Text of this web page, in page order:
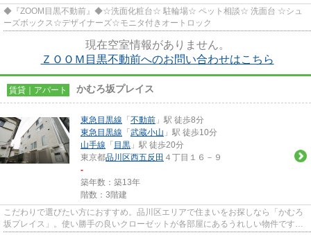
◆『ZOOM目黒不動前』◆☆洗面化粧台☆ 駐輪場☆ ペット相談☆ 洗面台 ☆シュ
ーズボックス☆デザイナーズ☆モニタ付きオートロック
現在空室情報がありません。
ＺＯＯＭ目黒不動前へのお問い合わせはこちら
賃貸｜アパート かむろ坂プレイス
東急目黒線 「 不動前 」駅 徒歩8分
東急目黒線 「 武蔵小山 」駅 徒歩10分
山手線 「 目黒 」駅 徒歩20分
東京都品川区西五反田 ４丁目１６－９
-
築年数：築13年
階数：3階建
こだわりで選びたい方におすすめ。品川区エリアで住まいをお探しなら「かむろ
坂プレイス」。使い勝手の良いクローゼットが各部屋にあるうれしい物件です。